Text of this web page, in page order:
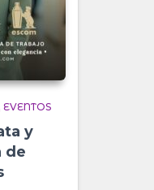
EVENTOS
y
de